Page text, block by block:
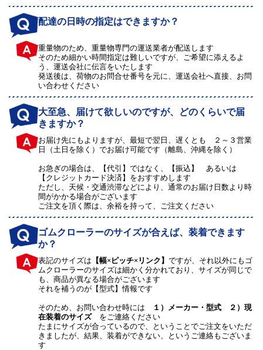
配達の日時の指定はできますか？
重量物のため、重量物専門の運送業者が配送します
そのため細かい時間指定は難しいですが、ご希望に添えるよ
う、運送会社に伝言をいたします
発送後は、荷物のお問合せ番号を元に、運送会社へ直接、お問
い合わせください
大至急、届けて欲しいのですが、どのくらいで届
きますか？
お届け先にもよりますが、最短で翌日、遅くとも ２～３営業
日（土日を除く）でお届け可能です（離島、沖縄を除く）
お急ぎの場合は、【代引】ではなく、【振込】 あるいは
【クレジットカード決済】をおすすめします
ただし、天候・交通渋滞などにより、通常のお届け日数より時
間がかかる場合がございます
ご注文を頂く際は、余裕を持って、ご注文ください
ゴムクローラーのサイズが合えば、装着できます
か？
表記のサイズは 【幅×ピッチ×リンク】ですが、それ以外にもゴ
ムクローラーのサイズは細かく分かれており、サイズが同じで
も、商品が異なる場合がございます
それを補うのが【型式】情報です
そのため、お問い合わせ時には
１）メーカー・型式 ２）現
在装着のサイズをご連絡ください
たまにサイズが合っているので、ということでご注文をいただ
きましたが、結果、装着ができない、というご連絡もございま
す